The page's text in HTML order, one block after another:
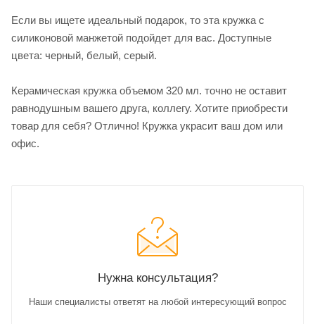
Если вы ищете идеальный подарок, то эта кружка с
силиконовой манжетой подойдет для вас. Доступные
цвета: черный, белый, серый.
Керамическая кружка объемом 320 мл. точно не оставит
равнодушным вашего друга, коллегу. Хотите приобрести
товар для себя? Отлично! Кружка украсит ваш дом или
офис.
Нужна консультация?
Наши специалисты ответят на любой интересующий вопрос